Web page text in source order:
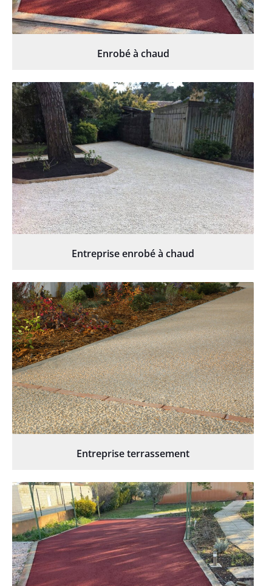
Enrobé à chaud
Entreprise enrobé à chaud
Entreprise terrassement